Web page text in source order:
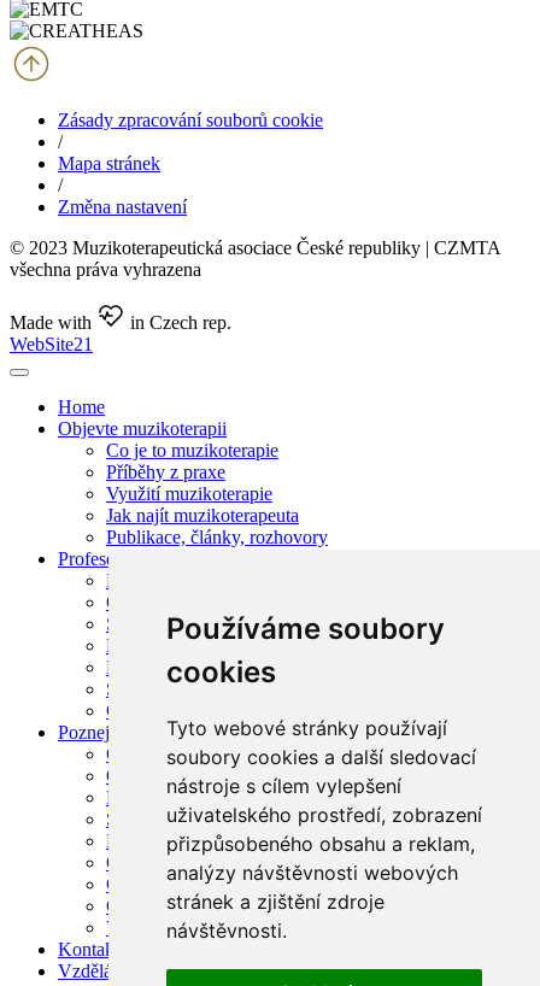
Používáme soubory
cookies
Tyto webové stránky používají
soubory cookies a další sledovací
nástroje s cílem vylepšení
uživatelského prostředí, zobrazení
přizpůsobeného obsahu a reklam,
analýzy návštěvnosti webových
stránek a zjištění zdroje
návštěvnosti.
Zásady zpracování souborů cookie
/
Mapa stránek
/
Změna nastavení
© 2023 Muzikoterapeutická asociace České republiky | CZMTA
všechna práva vyhrazena
Made with
in Czech rep.
WebSite21
Home
Objevte muzikoterapii
Co je to muzikoterapie
Příběhy z praxe
Využití muzikoterapie
Jak najít muzikoterapeuta
Publikace, články, rozhovory
Profese muzikoterapeut
Profesní členství CZMTA
Garantované členství CZMTA
Supervize muzikoterapie
Muzikoterapie v legislativě
Hledám / nabízím zaměstnání v oboru
Seznam míst pro praxi
Často kladené otázky
Poznej asociaci
O asociaci
Orgány asociace
Lidé v asociaci
Stanovy CZMTA
Etický kodex
Garantované kurzy, semináře
Čestní členové asociace
CHCI VSTOUPIT DO ASOCIACE
Výroční zprávy
Kontakty
Vzdělávání